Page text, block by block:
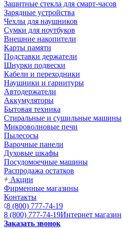
Защитные стекла для смарт-часов
Зарядные устройства
Чехлы для наушников
Сумки для ноутбуков
Внешние накопители
Карты памяти
Подставки держатели
Шнурки подвески
Кабели и переходники
Наушники и гарнитуры
Автодержатели
Аккумуляторы
Бытовая техника
Стиральные и сушильные машины
Микроволновые печи
Пылесосы
Варочные панели
Духовые шкафы
Посудомоечные машины
Распродажа остатков
Акции
Фирменные магазины
Контакты
8 (800) 777-74-19
8 (800) 777-74-19Интернет магазин
Заказать звонок